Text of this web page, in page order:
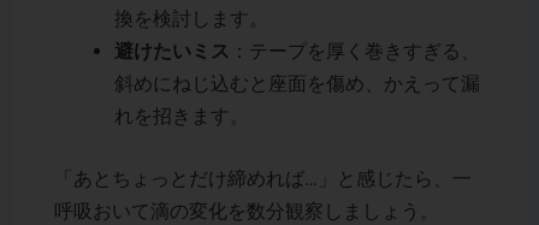
換を検討します。
避けたいミス ：テープを厚く巻きすぎる、
斜めにねじ込むと座面を傷め、かえって漏
れを招きます。
「あとちょっとだけ締めれば…」と感じたら、一
呼吸おいて滴の変化を数分観察しましょう。